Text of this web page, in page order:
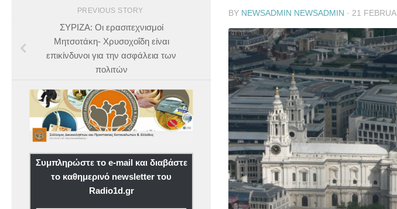
BY NEWSADMIN NEWSADMIN · 21
PREVIOUS STORY
ΣΥΡΙΖΑ: Οι ερασιτεχνισμοί
Μητσοτάκη- Χρυσοχοΐδη είναι
επικίνδυνοι για την ασφάλεια των
πολιτών
Συμπληρώστε το e-mail και διαβάστε
το καθημερινό newsletter του
Radio1d.gr